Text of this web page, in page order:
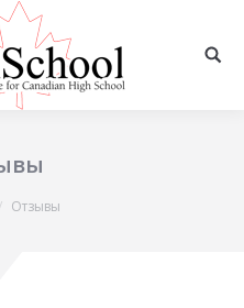
Отзывы